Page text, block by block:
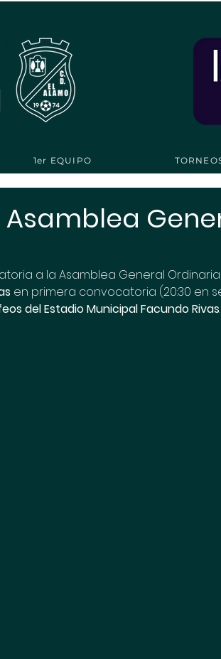
1er EQUIPO
a la Asamblea General
en primera convocatoria (20:30 en
del Estadio Municipal Facundo Rivas.